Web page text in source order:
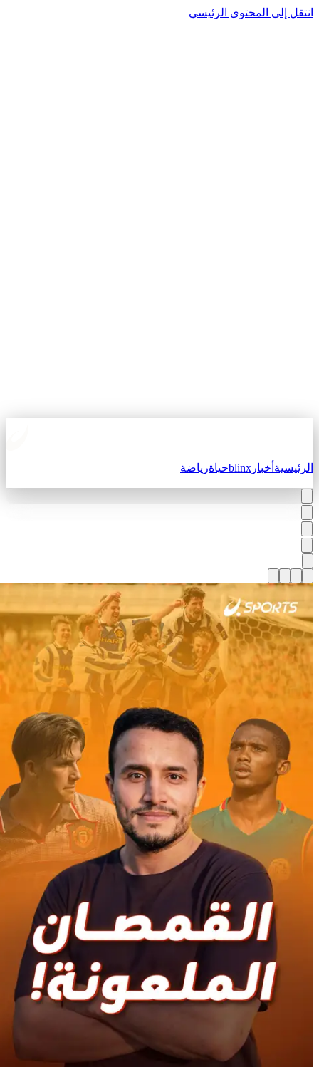
انتقل إلى المحتوى الرئيسي
الرئيسيةأخبارblinxحياةرياضة